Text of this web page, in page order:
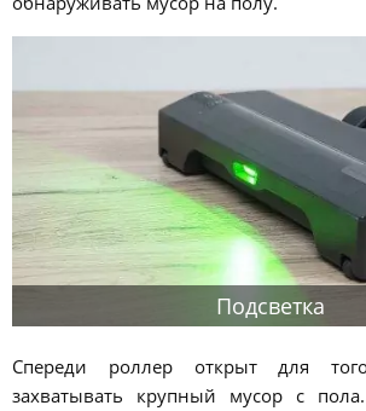
Подсветка
Спереди роллер открыт для
захватывать крупный мусор с